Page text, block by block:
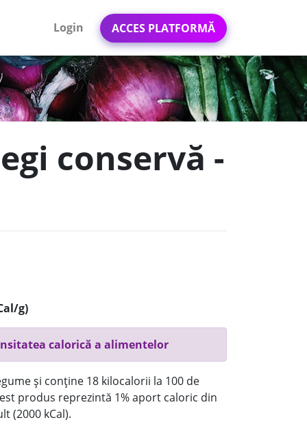
Login ACCES PLATFORMĂ
conservă -
g)
calorică a alimentelor
și conține 18 kilocalorii la 100 de
produs reprezintă 1% aport caloric din
(2000 kCal).